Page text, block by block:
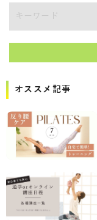
オススメ記事